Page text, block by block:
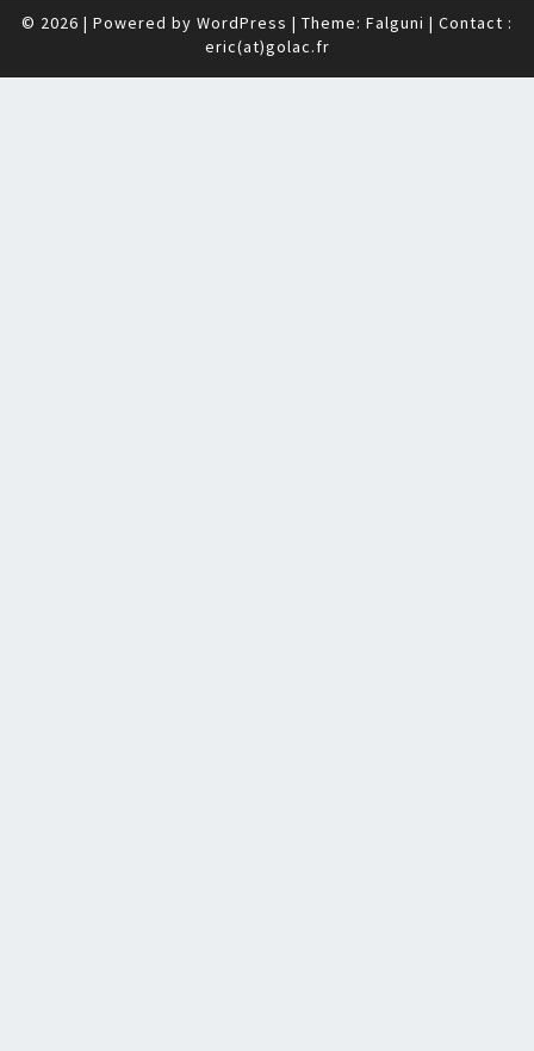
© 2026 | Powered by WordPress | Theme: Falguni | Contact :
eric(at)golac.fr